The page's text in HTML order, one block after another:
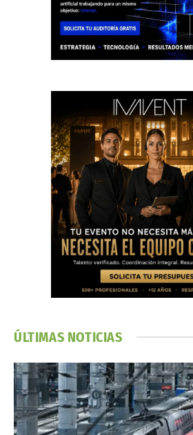
ÚLTIMAS NOTICIAS